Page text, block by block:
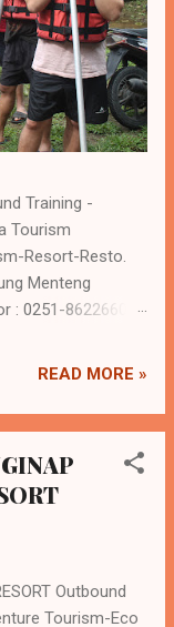
Training -
Tourism
Resort-Resto.
: 0251-86226600
, saat Anda
terlupakan di 5G
jadi
refreshing
yang di
segala
5G Resort tampil
READ MORE »
Outbound
Tourism-Eco